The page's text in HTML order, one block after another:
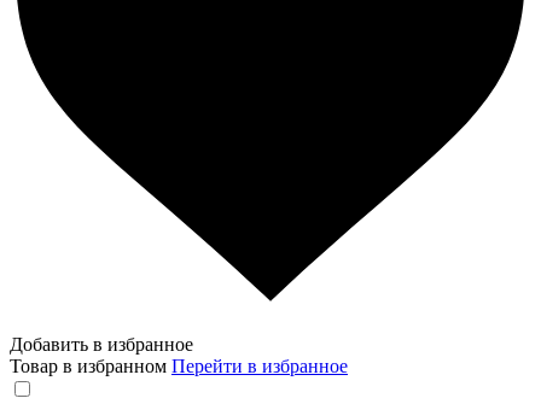
Добавить в избранное
Товар в избранном Перейти в избранное